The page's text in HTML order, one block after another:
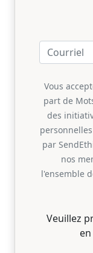
Vous
part de
des
par
nos
l'ensemble
Veuillez